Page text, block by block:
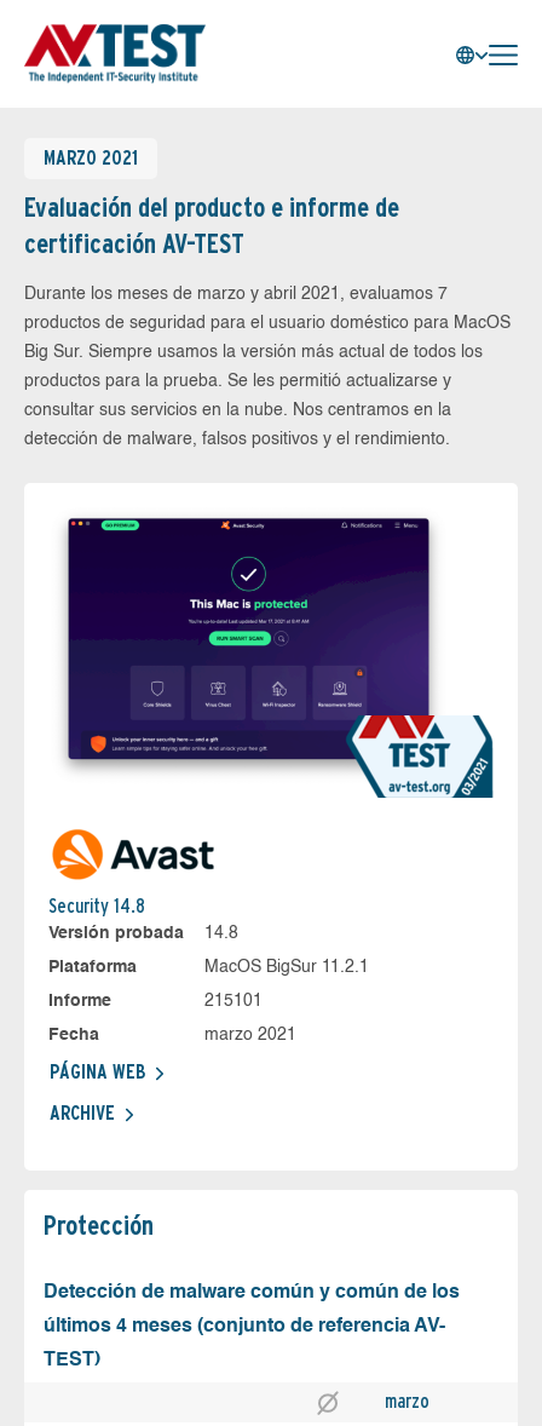
MARZO 2021
Evaluación del producto e informe de
certificación AV-TEST
Durante los meses de marzo y abril 2021, evaluamos 7
productos de seguridad para el usuario doméstico para MacOS
Big Sur. Siempre usamos la versión más actual de todos los
productos para la prueba. Se les permitió actualizarse y
consultar sus servicios en la nube. Nos centramos en la
detección de malware, falsos positivos y el rendimiento.
Security 14.8
Versión probada
14.8
Plataforma
MacOS BigSur 11.2.1
Informe
215101
Fecha
marzo 2021
PÁGINA WEB
ARCHIVE
Protección
Detección de malware común y común de los
últimos 4 meses (conjunto de referencia AV-
TEST)
marzo